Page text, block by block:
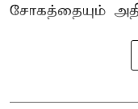
சோகத்தையும்